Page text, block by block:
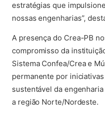
estratégias que
nossas engenharias”,
A presença do Crea-PB
compromisso da
Sistema Confea/Crea e
permanente por
sustentável da
a região Norte/Nordeste.